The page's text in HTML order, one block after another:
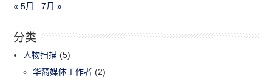
« 5月
7月 »
分类
人物扫描 (5)
华裔媒体工作者 (2)